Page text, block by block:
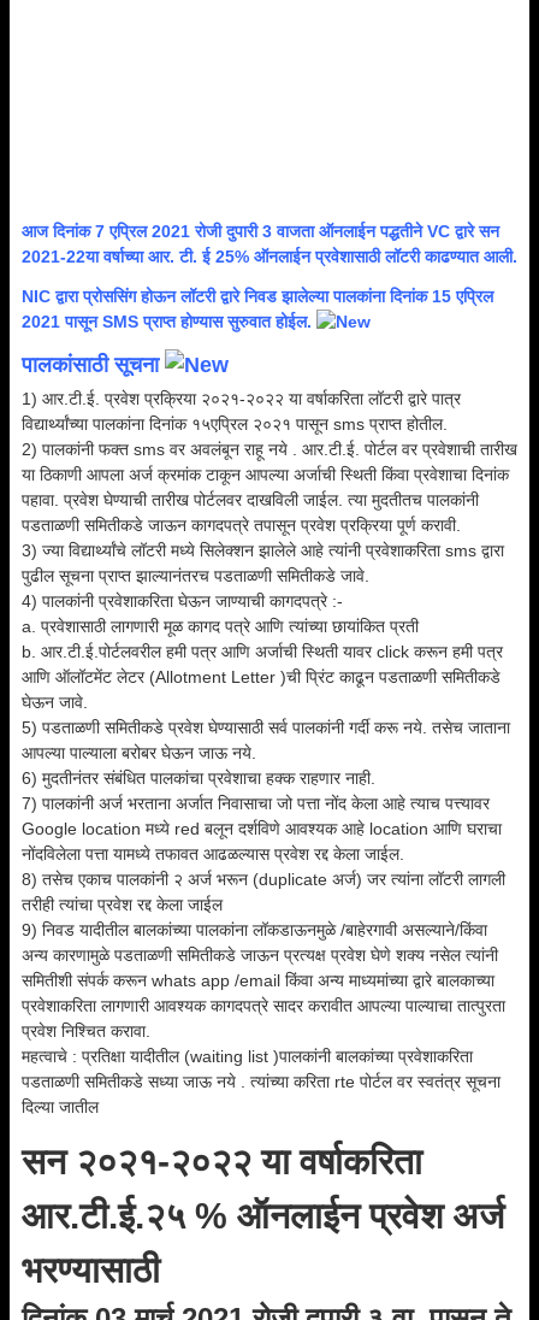
आज दिनांक 7 एप्रिल 2021 रोजी दुपारी 3 वाजता ऑनलाईन पद्धतीने VC द्वारे सन
2021-22या वर्षाच्या आर. टी. ई 25% ऑनलाईन प्रवेशासाठी लॉटरी काढण्यात आली.
NIC द्वारा प्रोससिंग होऊन लॉटरी द्वारे निवड झालेल्या पालकांना दिनांक 15 एप्रिल
2021 पासून SMS प्राप्त होण्यास सुरुवात होईल.
पालकांसाठी सूचना
1) आर.टी.ई. प्रवेश प्रक्रिया २०२१-२०२२ या वर्षाकरिता लॉटरी द्वारे पात्र
विद्यार्थ्यांच्या पालकांना दिनांक १५एप्रिल २०२१ पासून sms प्राप्त होतील.
2) पालकांनी फक्त sms वर अवलंबून राहू नये . आर.टी.ई. पोर्टल वर प्रवेशाची तारीख
या ठिकाणी आपला अर्ज क्रमांक टाकून आपल्या अर्जाची स्थिती किंवा प्रवेशाचा दिनांक
पहावा. प्रवेश घेण्याची तारीख पोर्टलवर दाखविली जाईल. त्या मुदतीतच पालकांनी
पडताळणी समितीकडे जाऊन कागदपत्रे तपासून प्रवेश प्रक्रिया पूर्ण करावी.
3) ज्या विद्यार्थ्यांचे लॉटरी मध्ये सिलेक्शन झालेले आहे त्यांनी प्रवेशाकरिता sms द्वारा
पुढील सूचना प्राप्त झाल्यानंतरच पडताळणी समितीकडे जावे.
4) पालकांनी प्रवेशाकरिता घेऊन जाण्याची कागदपत्रे :-
a. प्रवेशासाठी लागणारी मूळ कागद पत्रे आणि त्यांच्या छायांकित प्रती
b. आर.टी.ई.पोर्टलवरील हमी पत्र आणि अर्जाची स्थिती यावर click करून हमी पत्र
आणि ऑलॉटमेंट लेटर (Allotment Letter )ची प्रिंट काढून पडताळणी समितीकडे
घेऊन जावे.
5) पडताळणी समितीकडे प्रवेश घेण्यासाठी सर्व पालकांनी गर्दी करू नये. तसेच जाताना
आपल्या पाल्याला बरोबर घेऊन जाऊ नये.
6) मुदतीनंतर संबंधित पालकांचा प्रवेशाचा हक्क राहणार नाही.
7) पालकांनी अर्ज भरताना अर्जात निवासाचा जो पत्ता नोंद केला आहे त्याच पत्त्यावर
Google location मध्ये red बलून दर्शविणे आवश्यक आहे location आणि घराचा
नोंदविलेला पत्ता यामध्ये तफावत आढळल्यास प्रवेश रद्द केला जाईल.
8) तसेच एकाच पालकांनी २ अर्ज भरून (duplicate अर्ज) जर त्यांना लॉटरी लागली
तरीही त्यांचा प्रवेश रद्द केला जाईल
9) निवड यादीतील बालकांच्या पालकांना लॉकडाऊनमुळे /बाहेरगावी असल्याने/किंवा
अन्य कारणामुळे पडताळणी समितीकडे जाऊन प्रत्यक्ष प्रवेश घेणे शक्य नसेल त्यांनी
समितीशी संपर्क करून whats app /email किंवा अन्य माध्यमांच्या द्वारे बालकाच्या
प्रवेशाकरिता लागणारी आवश्यक कागदपत्रे सादर करावीत आपल्या पाल्याचा तात्पुरता
प्रवेश निश्चित करावा.
महत्वाचे : प्रतिक्षा यादीतील (waiting list )पालकांनी बालकांच्या प्रवेशाकरिता
पडताळणी समितीकडे सध्या जाऊ नये . त्यांच्या करिता rte पोर्टल वर स्वतंत्र सूचना
दिल्या जातील
सन २०२१-२०२२ या वर्षाकरिता
आर.टी.ई.२५ % ऑनलाईन प्रवेश अर्ज
भरण्यासाठी